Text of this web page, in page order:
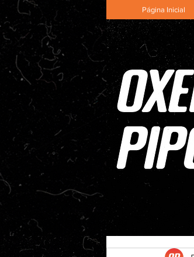
Página Inicial